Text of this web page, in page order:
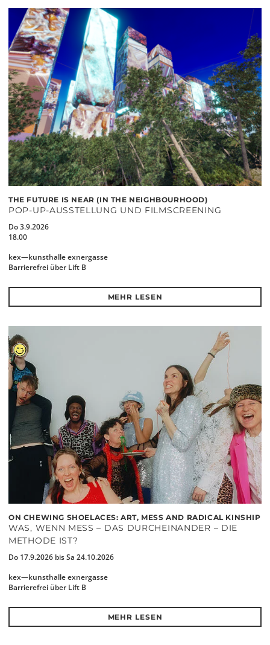
THE FUTURE IS NEAR (IN THE NEIGHBOURHOOD)
POP-UP-AUSSTELLUNG UND FILMSCREENING
Do 3.9.2026
18.00
kex—kunsthalle exnergasse
Barrierefrei über Lift B
MEHR LESEN
ON CHEWING SHOELACES: ART, MESS AND RADICAL KINSHIP
WAS, WENN MESS – DAS DURCHEINANDER – DIE
METHODE IST?
Do 17.9.2026 bis Sa 24.10.2026
kex—kunsthalle exnergasse
Barrierefrei über Lift B
MEHR LESEN